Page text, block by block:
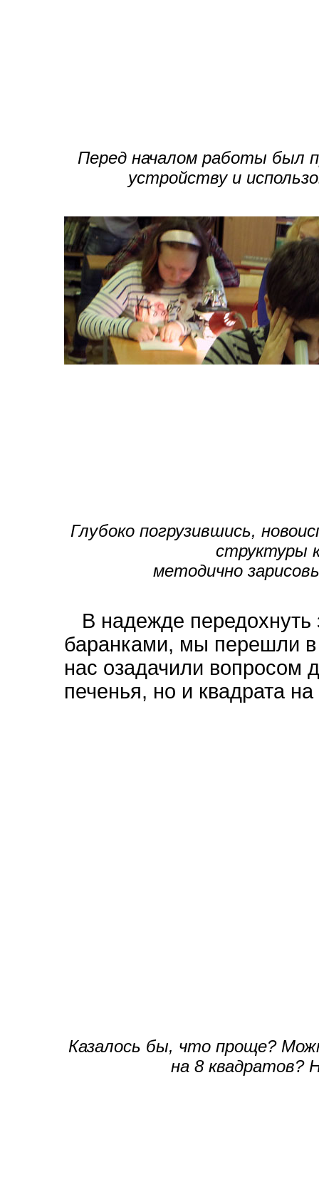
Перед началом работы был
устройству и
Глубоко погрузившись,
структуры
методично
В надежде передохнуть
баранками, мы перешли
нас озадачили вопросом
печенья, но и квадрата
Казалось бы, что проще?
на 8 квадратов?